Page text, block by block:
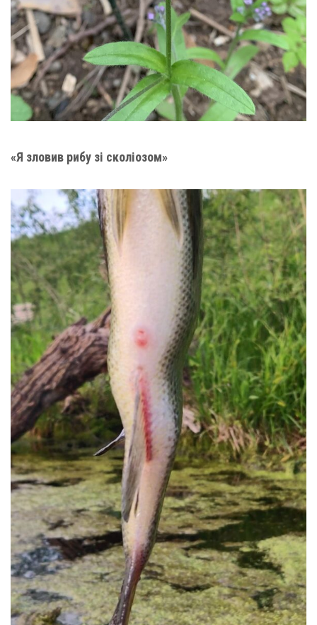
«Я зловив рибу зі сколіозом»